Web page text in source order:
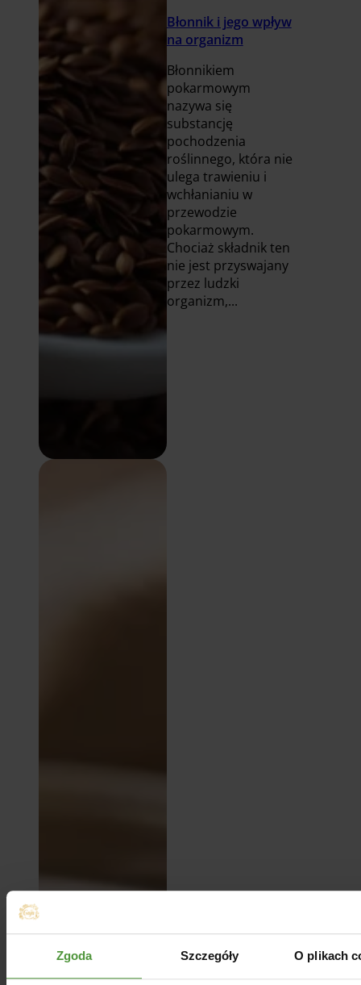
Zgoda Szczegóły O plikach
Błonnik i jego wpływ
na organizm
Błonnikiem
pokarmowym
nazywa się
substancję
pochodzenia
roślinnego, która nie
ulega trawieniu i
wchłanianiu w
przewodzie
pokarmowym.
Chociaż składnik ten
nie jest przyswajany
przez ludzki
organizm,...
08.01.2021
Jak jeść nasiona